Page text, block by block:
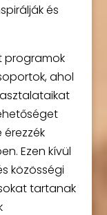
és
programok
ahol
Ezen kívül
közösségi
tartanak